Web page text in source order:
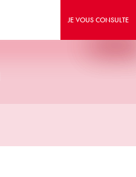
JE VOUS CONSULTE